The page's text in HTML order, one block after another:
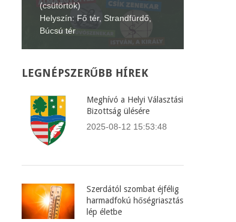
Időpont: 2026. szeptember 4-6.
(péntek-vasárnap)
Helyszín: Búcsú tér
LEGNÉPSZERŰBB HÍREK
Meghívó a Helyi Választási
Bizottság ülésére
2025-08-12 15:53:48
Szerdától szombat éjfélig
harmadfokú hőségriasztás
lép életbe